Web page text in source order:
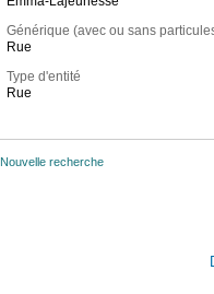
Générique (avec ou sans
Rue
Type d'entité
Rue
Nouvelle recherche